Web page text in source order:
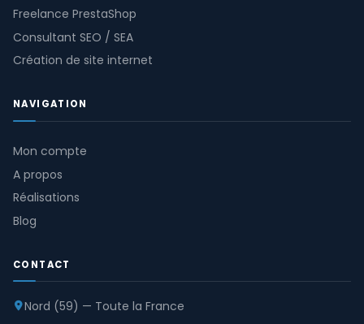
Freelance PrestaShop
Consultant SEO / SEA
Création de site internet
NAVIGATION
Mon compte
A propos
Réalisations
Blog
CONTACT
Nord (59) — Toute la France